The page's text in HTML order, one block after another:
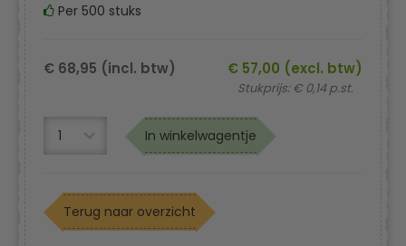
Per 500 stuks
€ 57,00 (excl. btw)
Stukprijs: € 0,14 p.st.
€ 68,95 (incl. btw)
In winkelwagentje
Terug naar overzicht